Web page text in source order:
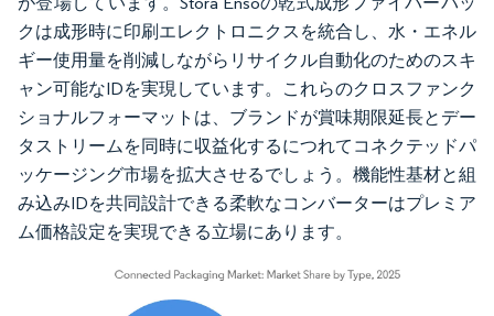
クは成形時に印刷エレクトロニクスを統合し、水・エネル
ギー使用量を削減しながらリサイクル自動化のためのスキ
ャン可能なIDを実現しています。これらのクロスファンク
ショナルフォーマットは、ブランドが賞味期限延長とデー
タストリームを同時に収益化するにつれてコネクテッドパ
ッケージング市場を拡大させるでしょう。機能性基材と組
み込みIDを共同設計できる柔軟なコンバーターはプレミア
ム価格設定を実現できる立場にあります。